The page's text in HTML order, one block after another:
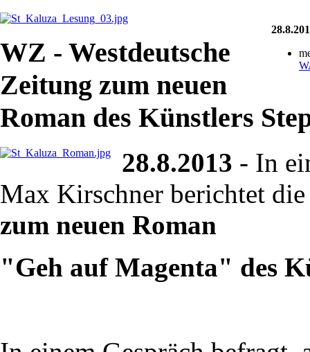
WZ - Westdeutsche
Zeitung zum neuen
Roman des Künstlers
28.8.2013 - In
Max Kirschner berichtet
zum neuen Roman
"Geh auf Magenta" des